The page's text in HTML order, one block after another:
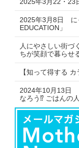
2025年3月8日 に
EDUCATION」
人にやさしい街づ
ちが笑顔で暮らせ
【知って得する
2024年10月13日
なろう⁉ ごはんの